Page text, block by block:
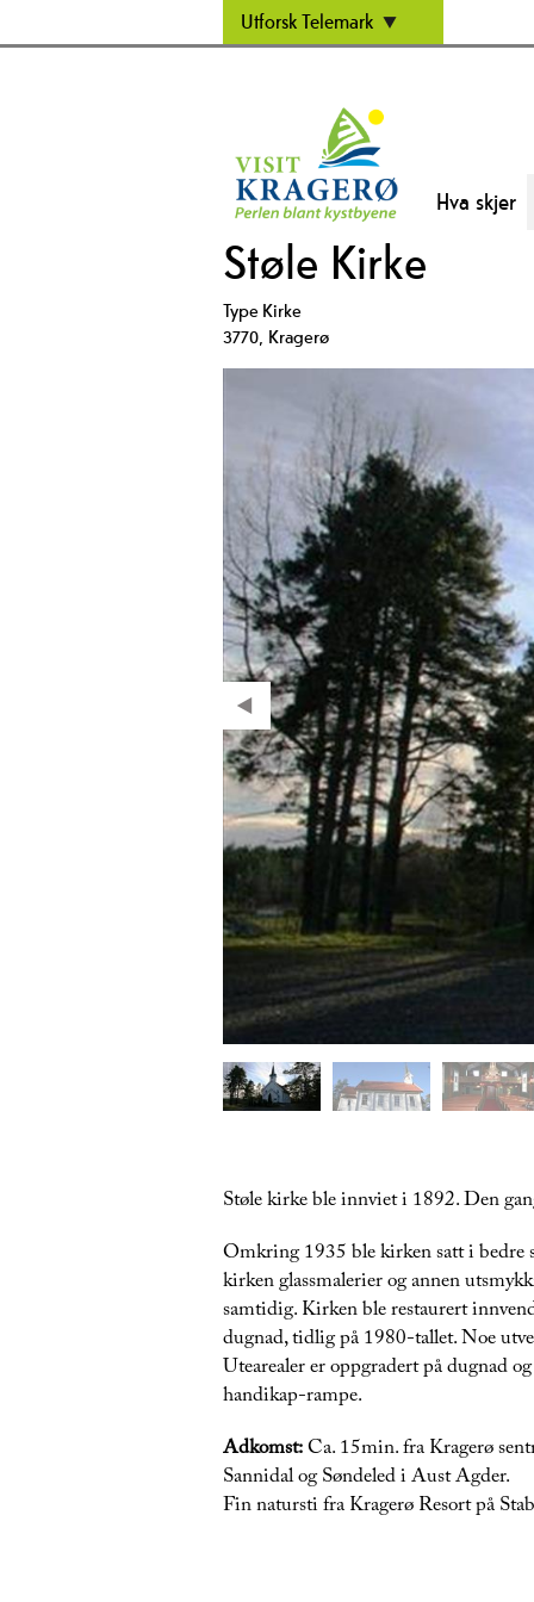
Utforsk Telemark
Hva skjer
Støle Kirke
TypeKirke
3770, Kragerø
Støle kirke ble innviet i 1892. Den
Omkring 1935 ble kirken satt i
kirken glassmalerier og annen
samtidig. Kirken ble restaurert
dugnad, tidlig på 1980-tallet. Noe
Utearealer er oppgradert på dugnad
handikap-rampe.
Adkomst:Ca. 15min. fra Kragerø
Sannidal og Søndeled i Aust Agder.
Fin natursti fra Kragerø Resort på